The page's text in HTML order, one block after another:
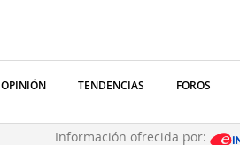
OPINIÓN TENDENCIAS FOROS
Información ofrecida por: